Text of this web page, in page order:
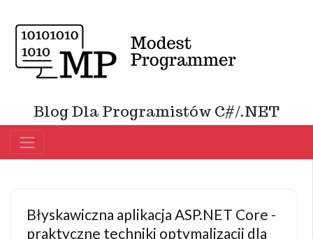
Blog Dla Programistów C#/.NET
Błyskawiczna aplikacja ASP.NET Core -
praktyczne techniki optymalizacji dla